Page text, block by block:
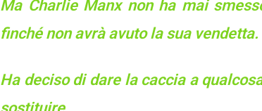
Ma Charlie Manx non ha mai
finché non avrà avuto la sua vendetta.
Ha deciso di dare la caccia a